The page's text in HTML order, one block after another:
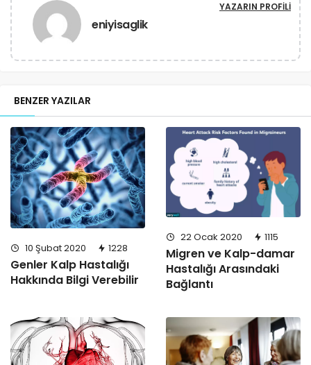
eniyisaglik
YAZARIN PROFILI
BENZER YAZILAR
10 Şubat 2020 1228
Genler Kalp Hastalığı
Hakkında Bilgi Verebilir
22 Ocak 2020 1115
Migren ve Kalp-damar
Hastalığı Arasındaki
Bağlantı